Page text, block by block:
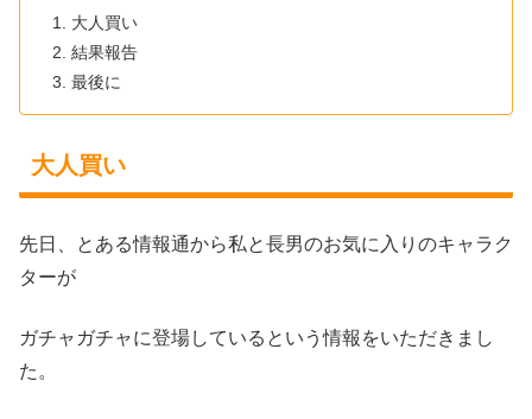
大人買い
結果報告
最後に
大人買い
先日、とある情報通から私と長男のお気に入りのキャラク
ターが
ガチャガチャに登場しているという情報をいただきまし
た。